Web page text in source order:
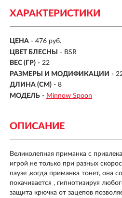
ХАРАКТЕРИСТИКИ
ЦЕНА - 476 руб.
ЦВЕТ БЛЕСНЫ
- BSR
ВЕС (ГР) - 22
РАЗМЕРЫ И МОДИФИКАЦИИ -
ДЛИНА (СМ) - 8
МОДЕЛЬ - Minnow Spoon
ОПИСАНИЕ
Великолепная приманка с
игрой не только при разных
паузе ,когда приманка тонет, она
покачивается , гипнотизируя
защита крючка от зацепов